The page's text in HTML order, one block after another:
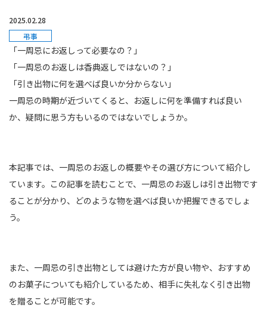
2025.02.28
弔事
「一周忌にお返しって必要なの？」
「一周忌のお返しは香典返しではないの？」
「引き出物に何を選べば良いか分からない」
一周忌の時期が近づいてくると、お返しに何を準備すれば良い
か、疑問に思う方もいるのではないでしょうか。
本記事では、一周忌のお返しの概要やその選び方について紹介し
ています。この記事を読むことで、一周忌のお返しは引き出物です
ることが分かり、どのような物を選べば良いか把握できるでしょ
う。
また、一周忌の引き出物としては避けた方が良い物や、おすすめ
のお菓子についても紹介しているため、相手に失礼なく引き出物
を贈ることが可能です。